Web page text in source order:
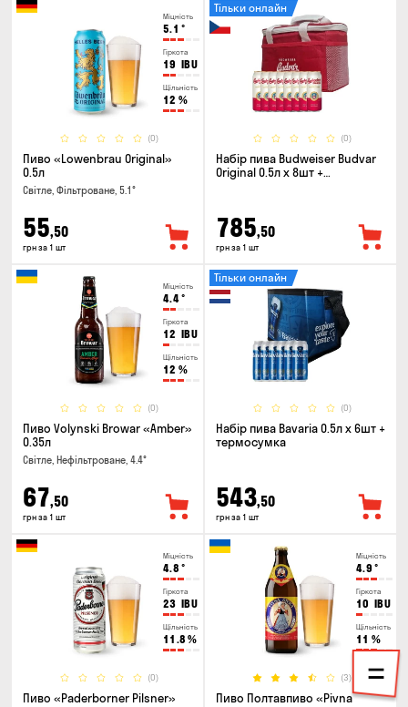
Міцність
5.1 °
Гіркота
19 IBU
Щільність
12 %
(0)
Пиво «Lowenbrau Original»
0.5л
Світле, Фільтроване, 5.1°
55,50
грн за 1 шт
(0)
Тільки онлайн
Набір пива Budweiser Budvar
Original 0.5л х 8шт +
785,50
грн за 1 шт
Міцність
4.4°
Гіркота
12 IBU
Щільність
12 %
(0)
Пиво Volynski Browar «Amber»
0.35л
Світле, Нефільтроване, 4.4°
67,50
грн за 1 шт
(0)
Тільки онлайн
Набір пива Bavaria 0.5л х 6шт +
термосумка
543,50
грн за 1 шт
Міцність
4.8 °
Гіркота
23 IBU
Щільність
11.8 %
(0)
Пиво «Paderborner Pilsner»
Міцність
4.9 °
Гіркота
10 IBU
Щільність
11 %
(3)
Пиво Полтавпиво «Pivna